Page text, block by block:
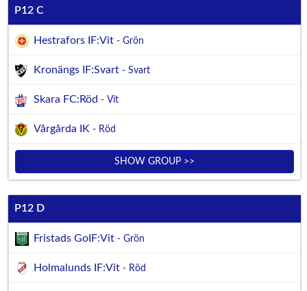
P12 C
Hestrafors IF:Vit - Grön
Kronängs IF:Svart - Svart
Skara FC:Röd - Vit
Vårgårda IK - Röd
SHOW GROUP >>
P12 D
Fristads GoIF:Vit - Grön
Holmalunds IF:Vit - Röd